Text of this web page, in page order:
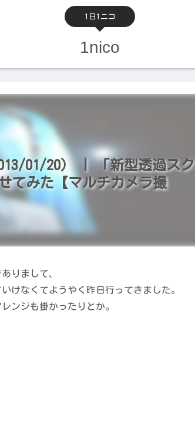
1日1ニコ
1nico
01/20） | 「新型透過スク
てみた【マルチカメラ撮
りまして、
けなくてようやく昨日行ってきました。
ンジも掛かったりとか。